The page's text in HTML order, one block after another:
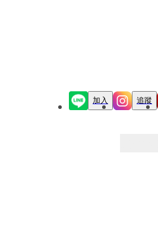
加入 追蹤